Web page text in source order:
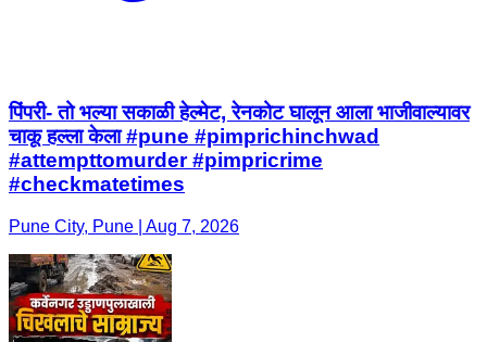
पिंपरी- तो भल्या सकाळी हेल्मेट, रेनकोट घालून आला भाजीवाल्यावर
चाकू हल्ला केला #pune #pimprichinchwad
#attempttomurder #pimpricrime
#checkmatetimes
Pune City, Pune | Aug 7, 2026